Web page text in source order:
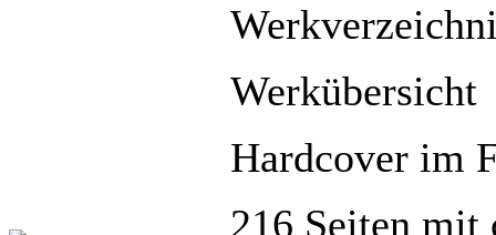
Werkübersicht
Hardcover im
216 Seiten mit